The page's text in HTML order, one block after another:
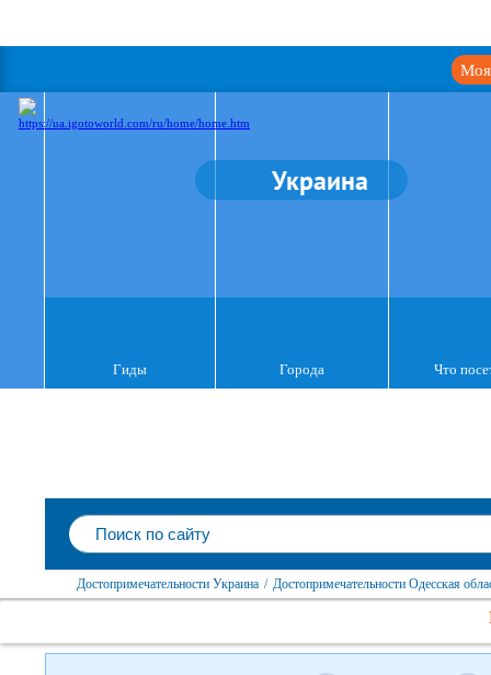
Моя
Украина
Гиды Города Что
Достопримечательности Украина / Достопримечательности Одесская